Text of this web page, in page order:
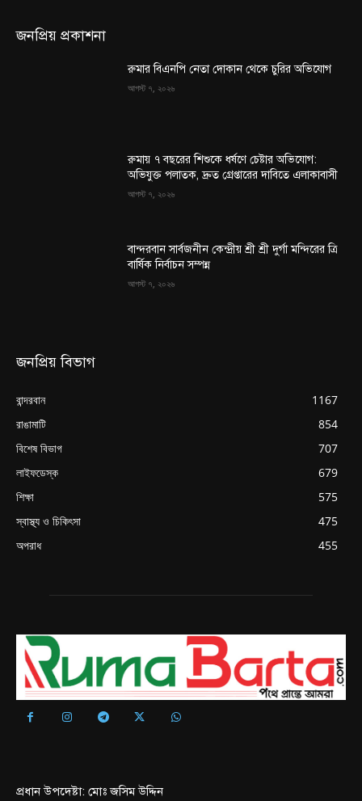
জনপ্রিয় প্রকাশনা
রুমার বিএনপি নেতা দোকান থেকে চুরির অভিযোগ
আগস্ট ৭, ২০২৬
রুমায় ৭ বছরের শিশুকে ধর্ষণে চেষ্টার অভিযোগ:
অভিযুক্ত পলাতক, দ্রুত গ্রেপ্তারের দাবিতে এলাকাবাসী
আগস্ট ৭, ২০২৬
বান্দরবান সার্বজনীন কেন্দ্রীয় শ্রী শ্রী দুর্গা মন্দিরের ত্রি
বার্ষিক নির্বাচন সম্পন্ন
আগস্ট ৭, ২০২৬
জনপ্রিয় বিভাগ
বান্দরবান
1167
রাঙামাটি
854
বিশেষ বিভাগ
707
লাইফডেস্ক
679
শিক্ষা
575
স্বাস্থ্য ও চিকিৎসা
475
অপরাধ
455
প্রধান উপদেষ্টা: মোঃ জসিম উদ্দিন